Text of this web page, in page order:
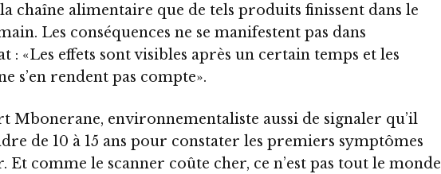
la chaîne alimentaire que de tels produits finissent dans le
Les conséquences ne se manifestent pas dans
: «Les effets sont visibles après un certain temps et les
s’en rendent pas compte».
Mbonerane, environnementaliste aussi de signaler qu’il
de 10 à 15 ans pour constater les premiers symptômes
Et comme le scanner coûte cher, ce n’est pas tout le monde